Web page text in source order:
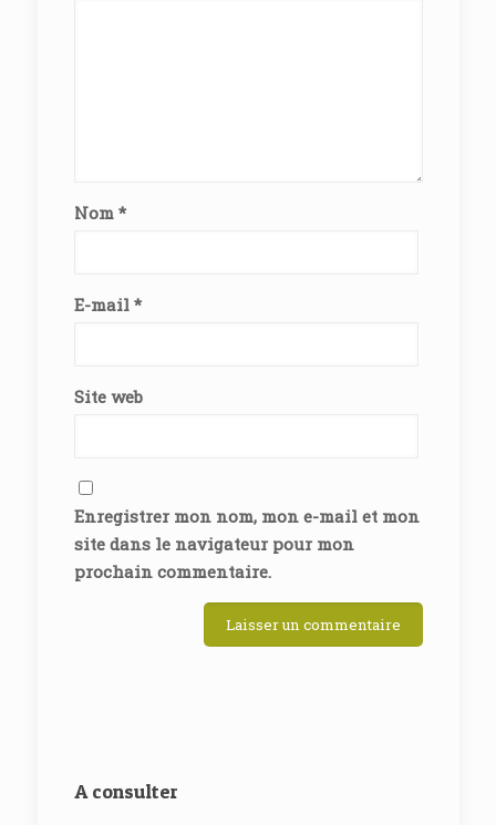
Nom *
E-mail *
Site web
Enregistrer mon nom, mon e-mail et mon
site dans le navigateur pour mon
prochain commentaire.
A consulter